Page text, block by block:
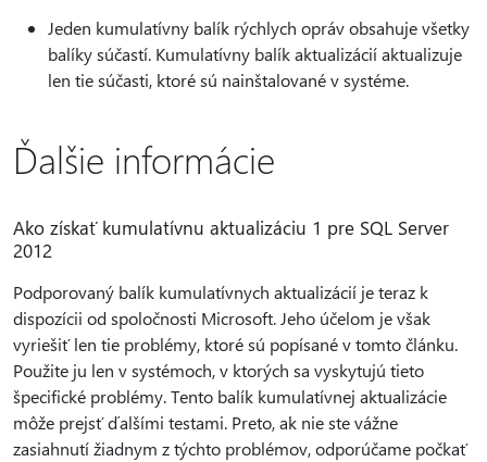
Jeden kumulatívny balík rýchlych opráv obsahuje všetky
balíky súčastí. Kumulatívny balík aktualizácií aktualizuje
len tie súčasti, ktoré sú nainštalované v systéme.
Ďalšie informácie
Ako získať kumulatívnu aktualizáciu 1 pre SQL Server
2012
Podporovaný balík kumulatívnych aktualizácií je teraz k
dispozícii od spoločnosti Microsoft. Jeho účelom je však
vyriešiť len tie problémy, ktoré sú popísané v tomto článku.
Použite ju len v systémoch, v ktorých sa vyskytujú tieto
špecifické problémy. Tento balík kumulatívnej aktualizácie
môže prejsť ďalšími testami. Preto, ak nie ste vážne
zasiahnutí žiadnym z týchto problémov, odporúčame počkať